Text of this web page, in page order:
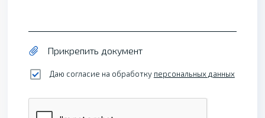
Прикрепить документ
Даю согласие на обработку персональных данных